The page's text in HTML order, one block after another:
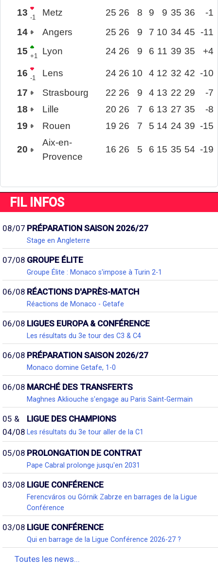
13 -1 Metz 25 26 8 9 9 35 36
-1
14
Angers 25 26 9 7 10 34 45 -11
15 +1 Lyon 24 26 9 6 11 39 35 +4
16 -1 Lens 24 26 10 4 12 32 42 -10
17
Strasbourg 22 26 9 4 13 22 29
-7
18
Lille 20 26 7 6 13 27 35
-8
19
Rouen 19 26 7 5 14 24 39 -15
20
Aix-en-
Provence
16 26 5 6 15 35 54 -19
FIL INFOS
08/07 PRÉPARATION SAISON 2026/27
Stage en Angleterre
07/08 GROUPE ÉLITE
Groupe Élite : Monaco s'impose à Turin 2-1
06/08 RÉACTIONS D'APRÈS-MATCH
Réactions de Monaco - Getafe
06/08 LIGUES EUROPA & CONFÉRENCE
Les résultats du 3e tour des C3 & C4
06/08 PRÉPARATION SAISON 2026/27
Monaco domine Getafe, 1-0
06/08 MARCHÉ DES TRANSFERTS
Maghnes Akliouche s'engage au Paris Saint-Germain
05 &
04/08
LIGUE DES CHAMPIONS
Les résultats du 3e tour aller de la C1
05/08 PROLONGATION DE CONTRAT
Pape Cabral prolonge jusqu'en 2031
03/08 LIGUE CONFÉRENCE
Ferencváros ou Górnik Zabrze en barrages de la Ligue
Conférence
03/08 LIGUE CONFÉRENCE
Qui en barrage de la Ligue Conférence 2026-27 ?
Toutes les news...